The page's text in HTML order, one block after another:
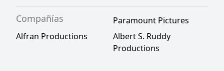
Compañías
Paramount Pictures
Alfran Productions
Albert S. Ruddy
Productions